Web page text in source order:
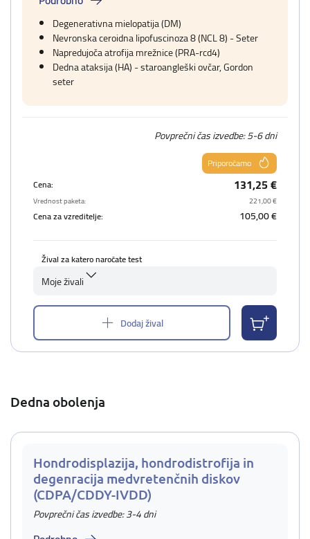
Degenerativna mielopatija (DM)
Nevronska ceroidna lipofuscinoza 8 (NCL 8) - Seter
Napredujoča atrofija mrežnice (PRA-rcd4)
Dedna ataksija (HA) - staroangleški ovčar, Gordon
seter
Povprečni čas izvedbe: 5-6 dni
Priporočamo
Cena:
131,25 €
Vrednost paketa: 221,00 €
Cena za vzreditelje: 105,00 €
Žival za katero naročate test
Moje živali
Dodaj žival
Dedna obolenja
Hondrodisplazija, hondrodistrofija in
degenracija medvretenčnih diskov
(CDPA/CDDY-IVDD)
Povprečni čas izvedbe: 3-4 dni